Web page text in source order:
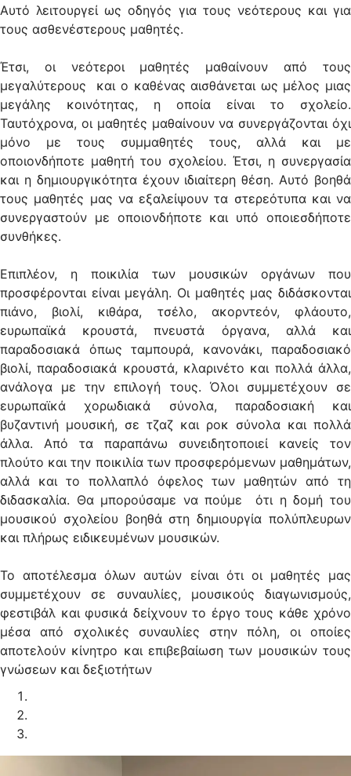
Αυτό λειτουργεί ως οδηγός για τους νεότερους και για
τους ασθενέστερους μαθητές.
Έτσι, οι νεότεροι μαθητές μαθαίνουν από τους
μεγαλύτερους και ο καθένας αισθάνεται ως μέλος μιας
μεγάλης κοινότητας, η οποία είναι το σχολείο.
Ταυτόχρονα, οι μαθητές μαθαίνουν να συνεργάζονται όχι
μόνο με τους συμμαθητές τους, αλλά και με
οποιονδήποτε μαθητή του σχολείου. Έτσι, η συνεργασία
και η δημιουργικότητα έχουν ιδιαίτερη θέση. Αυτό βοηθά
τους μαθητές μας να εξαλείψουν τα στερεότυπα και να
συνεργαστούν με οποιονδήποτε και υπό οποιεσδήποτε
συνθήκες.
Επιπλέον, η ποικιλία των μουσικών οργάνων που
προσφέρονται είναι μεγάλη. Οι μαθητές μας διδάσκονται
πιάνο, βιολί, κιθάρα, τσέλο, ακορντεόν, φλάουτο,
ευρωπαϊκά κρουστά, πνευστά όργανα, αλλά και
παραδοσιακά όπως ταμπουρά, κανονάκι, παραδοσιακό
βιολί, παραδοσιακά κρουστά, κλαρινέτο και πολλά άλλα,
ανάλογα με την επιλογή τους. Όλοι συμμετέχουν σε
ευρωπαϊκά χορωδιακά σύνολα, παραδοσιακή και
βυζαντινή μουσική, σε τζαζ και ροκ σύνολα και πολλά
άλλα. Από τα παραπάνω συνειδητοποιεί κανείς τον
πλούτο και την ποικιλία των προσφερόμενων μαθημάτων,
αλλά και το πολλαπλό όφελος των μαθητών από τη
διδασκαλία. Θα μπορούσαμε να πούμε ότι η δομή του
μουσικού σχολείου βοηθά στη δημιουργία πολύπλευρων
και πλήρως ειδικευμένων μουσικών.
Το αποτέλεσμα όλων αυτών είναι ότι οι μαθητές μας
συμμετέχουν σε συναυλίες, μουσικούς διαγωνισμούς,
φεστιβάλ και φυσικά δείχνουν το έργο τους κάθε χρόνο
μέσα από σχολικές συναυλίες στην πόλη, οι οποίες
αποτελούν κίνητρο και επιβεβαίωση των μουσικών τους
γνώσεων και δεξιοτήτων